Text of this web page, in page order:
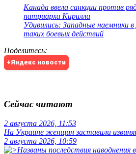
Канада ввела санкции против
патриарха Кирилла
Удивились: Западные наемники
таких боевых действий
Поделитесь:
+Яндекс новости
Сейчас читают
2 августа 2026, 11:53
На Украине женщин заставили
2 августа 2026, 10:59